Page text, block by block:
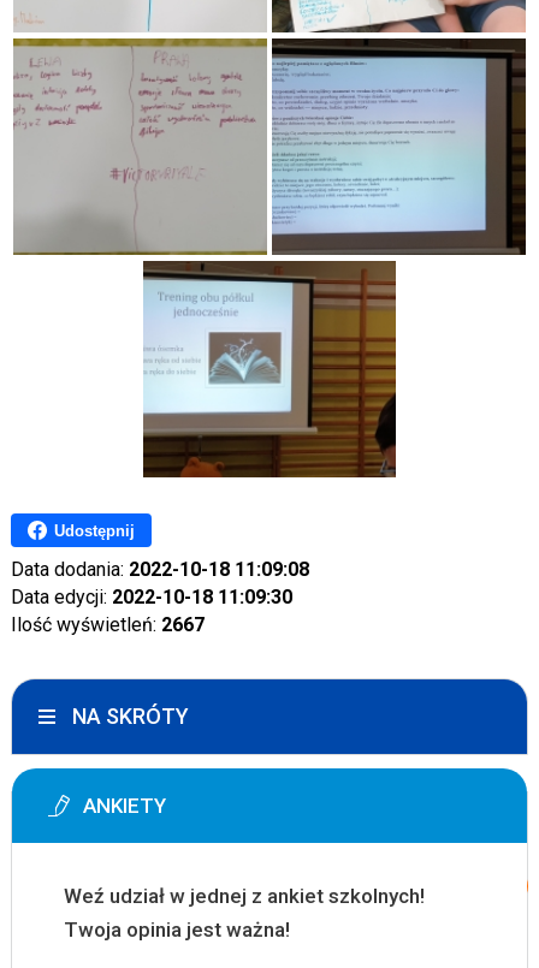
Udostępnij
Data dodania: 2022-10-18 11:09:08
Data edycji: 2022-10-18 11:09:30
Ilość wyświetleń: 2667
NA SKRÓTY
ANKIETY
Weź udział w jednej z ankiet szkolnych!
Twoja opinia jest ważna!